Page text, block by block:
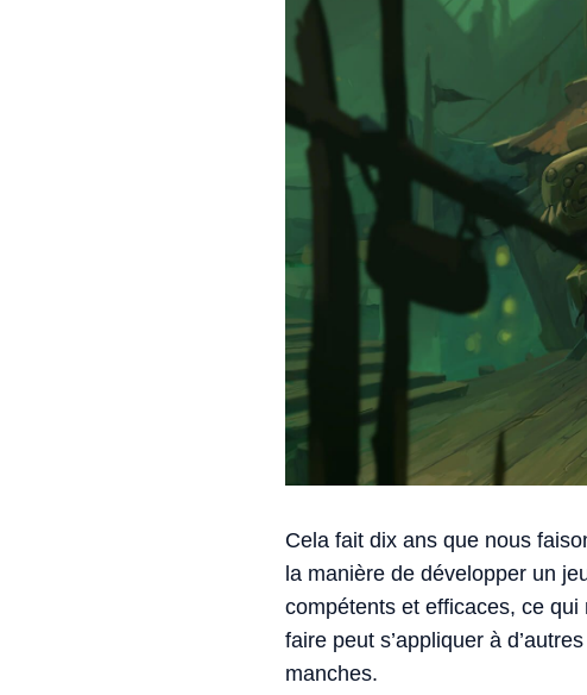
Cela fait dix ans que nous
la manière de développer un
compétents et efficaces, ce
faire peut s’appliquer à
manches.